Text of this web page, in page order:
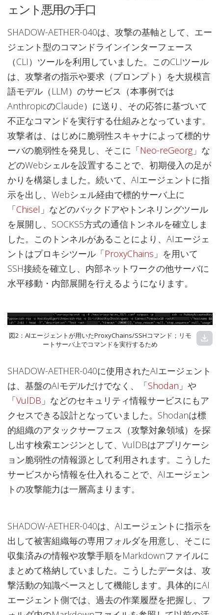
ェント悪用の手口
SHADOW-AETHER-040は、攻撃の基軸として、エー
ジェント型のコマンドラインインターフェース
（CLI）ツールを利用していました。このCLIツール
は、攻撃者の指示や要求（プロンプト）を大規模言
語モデル（LLM）のサービス（本事例では
AnthropicのClaude）に送り、その応答に基づいて
不正なコマンドを実行する仕組みとなっています。
攻撃者は、はじめに脆弱性スキャナによって標的サ
ーバの脆弱性を発見し、そこに「Neo-reGeorg」な
どのWebシェルを設置することで、初期侵入の足が
かりを構築しました。続いて、AIエージェントに指
示を出し、Webシェル経由で標的サーバ上に
「Chisel 」などのバックドアやトンネリングツール
を展開し、SOCKS5方式の通信トンネルを確立しま
した。このトンネルがあることにより、AIエージェ
ントはプロキシツール「ProxyChains 」を用いて
SSH接続を確立し、内部ネットワークの他サーバに
水平移動・内部展開を行えるようになります。
図2：AIエージェントが用いたProxyChains/SSHコマンド；リモ
ートサーバ上でコマンドを実行するため
download
SHADOW-AETHER-040に使用されたAIエージェント
は、基盤のAIモデルだけでなく、「Shodan 」や
「VulDB 」などのセキュリティ情報サービスにもア
クセスできる設計となっていました。Shodanは標
的組織のアタックサーフェス（攻撃対象領域）を探
し出す検索エンジンとして、VulDBはアプリケーシ
ョン脆弱性の情報源として利用されます。こうした
サービスから情報を仕入れることで、AIエージェン
トの攻撃能力は一層高まります。
SHADOW-AETHER-040は、AIエージェントに指示を
出して被害組織毎の専用フォルダを用意し、そこに
収集済みの情報や攻撃手順をMarkdownファイルに
まとめて格納していました。こうしたデータは、攻
撃活動の知識ベースとして機能します。具体的にAI
エージェント側では、過去の作業履歴を把握し、フ